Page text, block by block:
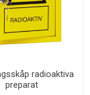
radioaktiva
preparat